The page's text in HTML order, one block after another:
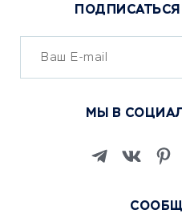
Сервисы доставки
ОБУЧЕНИЕ И РАБОТА
Изучение
Маркетинг и продажи
МЫ В